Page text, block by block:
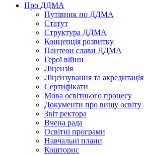
Про ДДМА
Путівник по ДДМА
Статут
Структура ДДМА
Концепція розвитку
Пантеон слави ДДМА
Герої війни
Ліцензія
Ліцензування та акредитація
Сертифікати
Мова освітнього процесу
Документи про вищу освіту
Звіт ректора
Вчена рада
Освітні програми
Навчальні плани
Кошторис